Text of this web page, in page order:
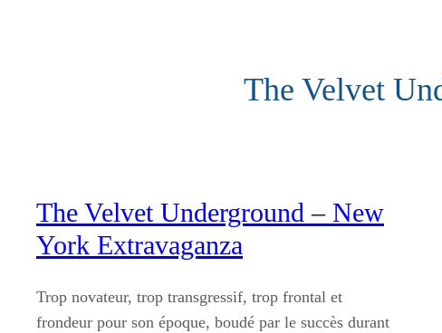
The Velvet
The Velvet Underground – New
York Extravaganza
Trop novateur, trop transgressif, trop frontal et
frondeur pour son époque, boudé par le succès durant